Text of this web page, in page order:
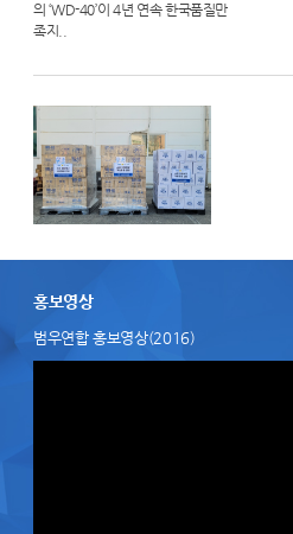
의 ‘WD-40’이 4년 연속 한국품질만
족지..
홍보영상
범우연합 홍보영상(2016)